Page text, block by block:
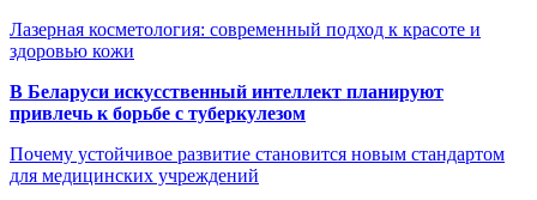
Лазерная косметология: современный подход к красоте и
здоровью кожи
В Беларуси искусственный интеллект планируют
привлечь к борьбе с туберкулезом
Почему устойчивое развитие становится новым стандартом
для медицинских учреждений